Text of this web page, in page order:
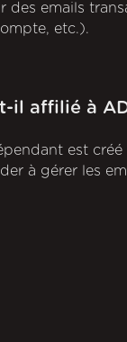
des emails
etc.).
il affilié à
est créé
à gérer les